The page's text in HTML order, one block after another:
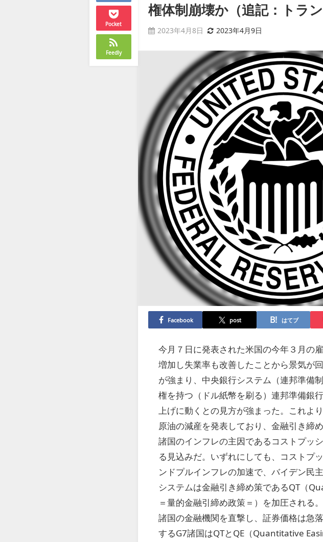
Pocket
Feedly
権体制崩壊か（追記：トラン
2023年4月8日 2023年4月9日
Facebook post はてブ
今月７日に発表された米国の今年３月の
増加し失業率も改善したことから景気が
が強まり、中央銀行システム（連邦準備
権を持つ（ドル紙幣を刷る）連邦準備銀
上げに動くとの見方が強まった。これよ
原油の減産を発表しており、金融引き締
諸国のインフレの主因であるコストプッ
る見込みだ。いずれにしても、コストプ
ンドプルインフレの加速で、バイデン民
システムは金融引き締め策であるQT（
＝量的金融引締め政策＝）を加圧される
諸国の金融機関を直撃し、証券価格は急
するG7諸国はQTとQE（Quantitative